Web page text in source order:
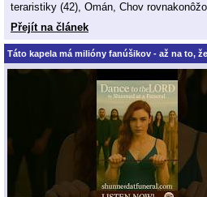
teraristiky (42), Omán, Chov
Přejít na článek
Táto kapela má milióny fanúšikov - až na to,